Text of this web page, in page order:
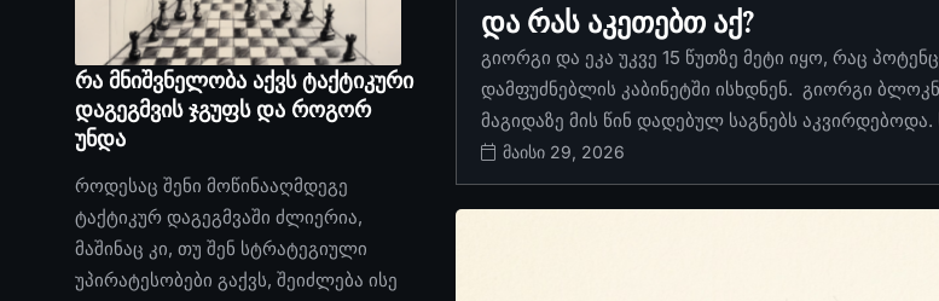
რა მნიშვნელობა აქვს ტაქტიკური
დაგეგმვის ჯგუფს და როგორ
უნდა
როდესაც შენი მოწინააღმდეგე
ტაქტიკურ დაგეგმვაში ძლიერია,
მაშინაც კი, თუ შენ სტრატეგიული
უპირატესობები გაქვს, შეიძლება ისე
და რას აკეთებთ აქ?
გიორგი და ეკა უკვე 15 წუთზე მეტი იყო, რაც
დამფუძნებლის კაბინეტში ისხდნენ. გიორგი
მაგიდაზე მის წინ დადებულ საგნებს
მაისი 29, 2026